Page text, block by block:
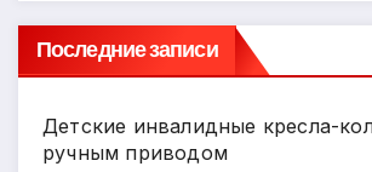
Последние записи
Детские инвалидные кресла-
ручным приводом